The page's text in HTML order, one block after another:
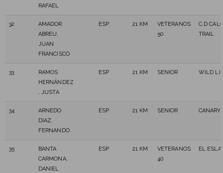
RAFAEL
32
AMADOR
ABREU,
JUAN
FRANCISCO
ESP 21 KM
VETERANOS
50
C.D
TRAIL
33
RAMOS
HERNÁNDEZ
, JUSTA
ESP 21 KM SENIOR WILD
34
ARNEDO
DIAZ,
FERNANDO
ESP 21 KM SENIOR
35
BANTA
CARMONA,
DANIEL
ESP 21 KM
VETERANOS
40
EL